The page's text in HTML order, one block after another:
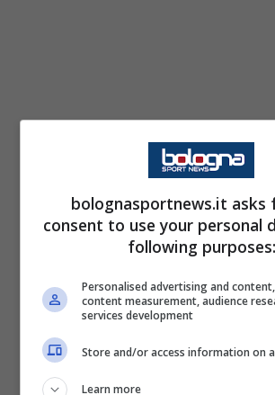
bolognasportnews.it asks
consent to use your personal
following purposes:
Personalised advertising and
content measurement, audience
services development
Store and/or access information on
Learn more